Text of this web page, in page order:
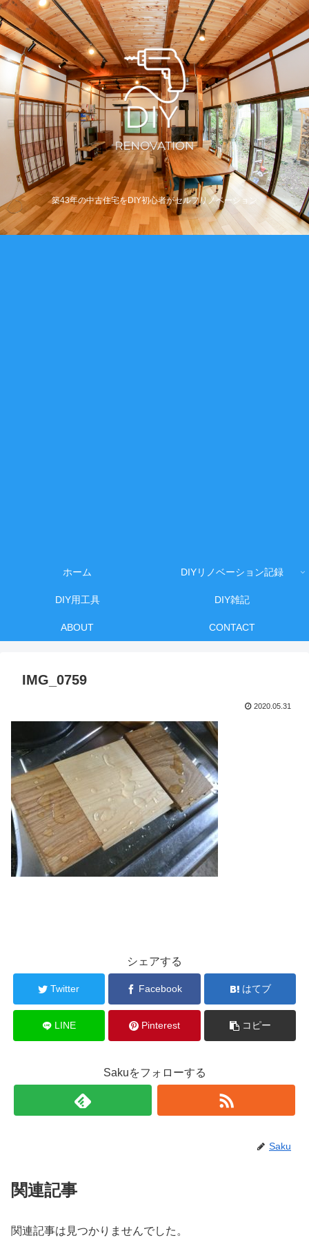
築43年の中古住宅をDIY初心者がセルフリノベーション
ホーム DIYリノベーション記録
DIY用工具 DIY雑記
ABOUT CONTACT
IMG_0759
2020.05.31
シェアする
Twitter Facebook はてブ
LINE Pinterest コピー
Sakuをフォローする
Saku
関連記事
関連記事は見つかりませんでした。